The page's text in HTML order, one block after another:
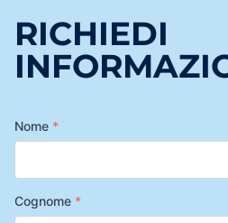
RICHIEDI
Nome *
Cognome *